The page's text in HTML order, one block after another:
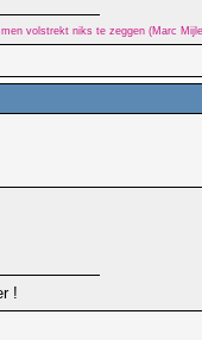
volstrekt niks te zeggen (Marc
!